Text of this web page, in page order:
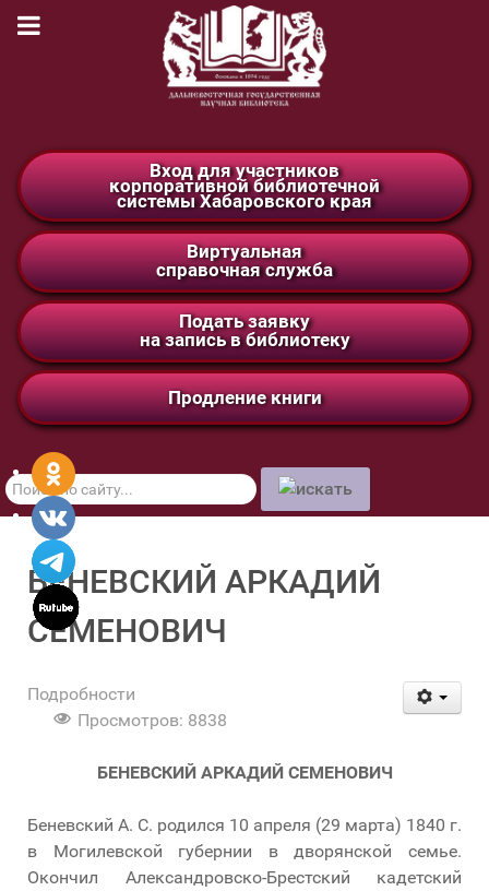
Вход для участников
корпоративной библиотечной
системы Хабаровского края
Виртуальная
справочная служба
Подать заявку
на запись в библиотеку
Продление книги
Поиск
по
сайту
БЕНЕВСКИЙ АРКАДИЙ
СЕМЕНОВИЧ
Подробности
Просмотров: 8838
БЕНЕВСКИЙ АРКАДИЙ СЕМЕНОВИЧ
Беневский А. С. родился 10 апреля (29 марта) 1840 г.
в Могилевской губернии в дворянской семье.
Окончил Александровско-Брестский кадетский